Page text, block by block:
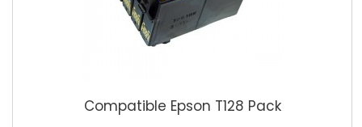
Compatible Epson T128 Pack